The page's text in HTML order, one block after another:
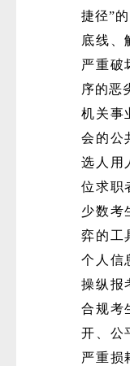
捷径”
底线、
严重破
序的恶
机关事
会的公
选人用
位求职
少数考
弈的工
个人信
操纵报
合规考
开、公
严重损